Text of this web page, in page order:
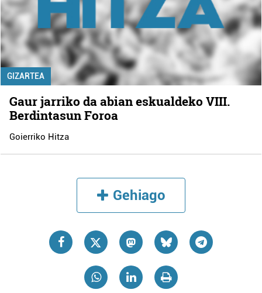
GIZARTEA
Gaur jarriko da abian eskualdeko VIII.
Berdintasun Foroa
Goierriko Hitza
Gehiago